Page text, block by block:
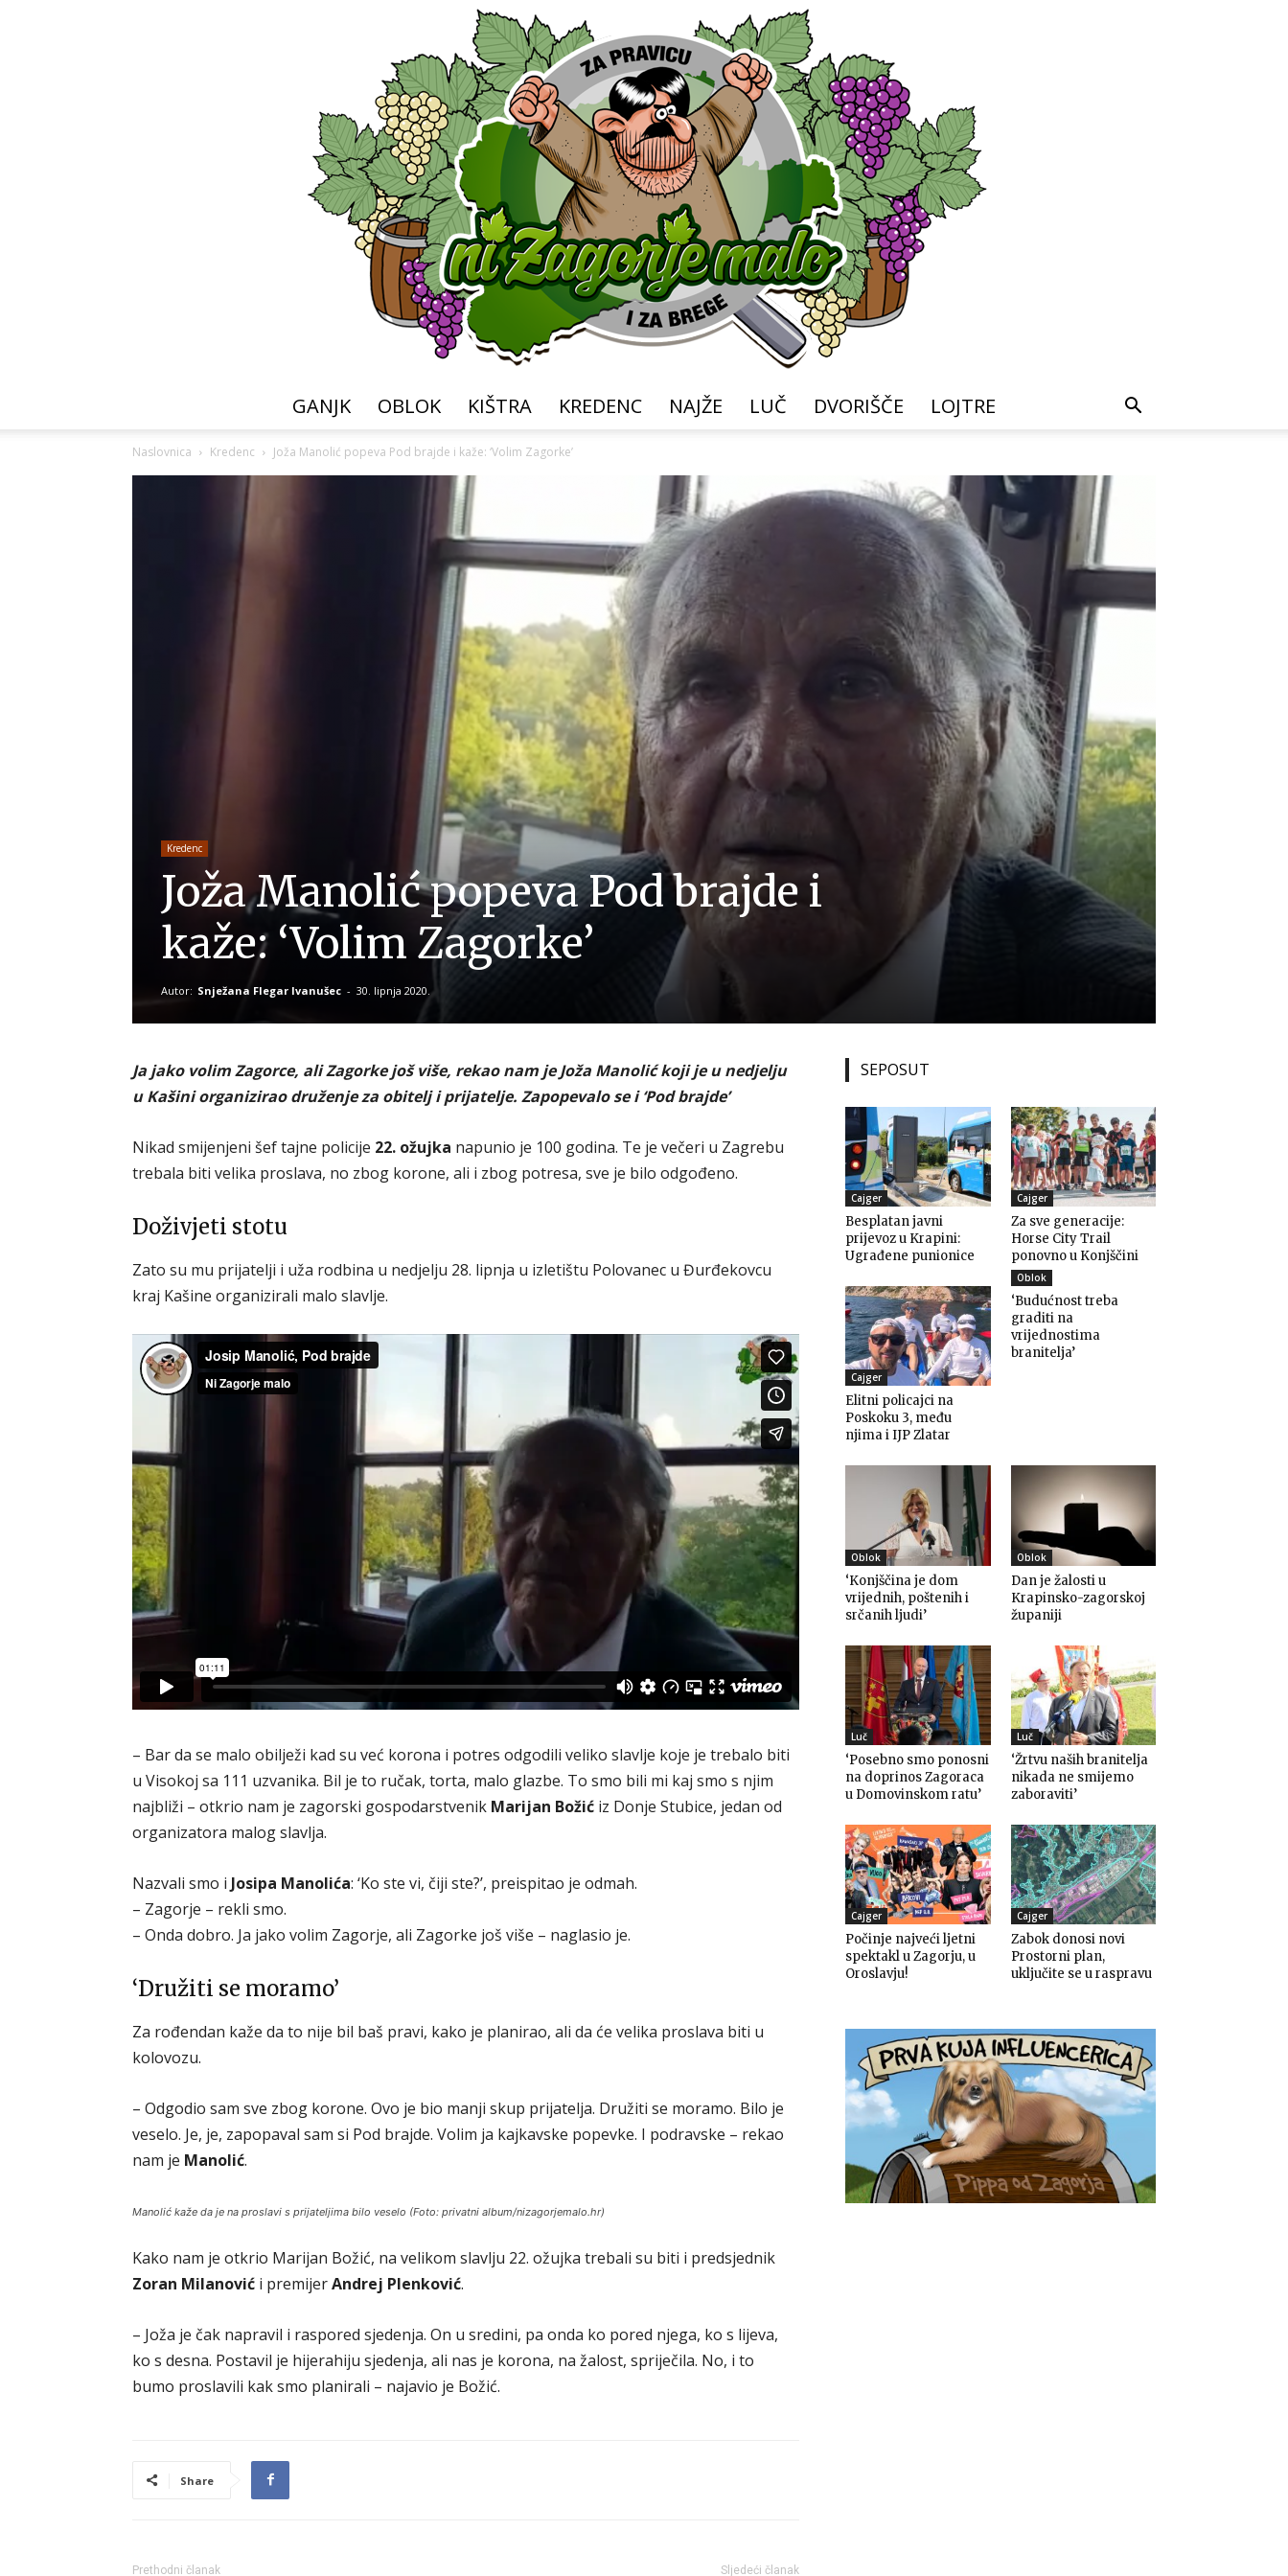
Zagorje
malo
GANJK OBLOK KIŠTRA KREDENC NAJŽE LUČ DVORIŠČE LOJTRE
Naslovnica Kredenc Joža Manolić popeva Pod brajde i kaže: ‘Volim Zagorke’
Kredenc
Joža Manolić popeva Pod brajde i
kaže: ‘Volim Zagorke’
Autor: Snježana Flegar Ivanušec - 30. lipnja 2020.
Ja jako volim Zagorce, ali Zagorke još više, rekao nam je Joža Manolić koji je u nedjelju
u Kašini organizirao druženje za obitelj i prijatelje. Zapopevalo se i ‘Pod brajde’
Nikad smijenjeni šef tajne policije 22. ožujka napunio je 100 godina. Te je večeri u Zagrebu
trebala biti velika proslava, no zbog korone, ali i zbog potresa, sve je bilo odgođeno.
Doživjeti stotu
Zato su mu prijatelji i uža rodbina u nedjelju 28. lipnja u izletištu Polovanec u Đurđekovcu
kraj Kašine organizirali malo slavlje.
– Bar da se malo obilježi kad su već korona i potres odgodili veliko slavlje koje je trebalo biti
u Visokoj sa 111 uzvanika. Bil je to ručak, torta, malo glazbe. To smo bili mi kaj smo s njim
najbliži – otkrio nam je zagorski gospodarstvenik Marijan Božić iz Donje Stubice, jedan od
organizatora malog slavlja.
Nazvali smo i Josipa Manolića: ‘Ko ste vi, čiji ste?’, preispitao je odmah.
– Zagorje – rekli smo.
– Onda dobro. Ja jako volim Zagorje, ali Zagorke još više – naglasio je.
‘Družiti se moramo’
Za rođendan kaže da to nije bil baš pravi, kako je planirao, ali da će velika proslava biti u
kolovozu.
– Odgodio sam sve zbog korone. Ovo je bio manji skup prijatelja. Družiti se moramo. Bilo je
veselo. Je, je, zapopaval sam si Pod brajde. Volim ja kajkavske popevke. I podravske – rekao
nam je Manolić.
Manolić kaže da je na proslavi s prijateljima bilo veselo (Foto: privatni album/nizagorjemalo.hr)
Kako nam je otkrio Marijan Božić, na velikom slavlju 22. ožujka trebali su biti i predsjednik
Zoran Milanović i premijerAndrej Plenković.
– Joža je čak napravil i raspored sjedenja. On u sredini, pa onda ko pored njega, ko s lijeva,
ko s desna. Postavil je hijerahiju sjedenja, ali nas je korona, na žalost, spriječila. No, i to
bumo proslavili kak smo planirali – najavio je Božić.
Share
Prethodni članak Sljedeći članak
SEPOSUT
Cajger
Besplatan javni
prijevoz u Krapini:
Ugrađene punionice
Cajger
Za sve generacije:
Horse City Trail
ponovno u Konjščini
Cajger
Elitni policajci na
Poskoku 3, među
njima i IJP Zlatar
Oblok
‘Budućnost treba
graditi na
vrijednostima
branitelja’
Oblok
‘Konjščina je dom
vrijednih, poštenih i
srčanih ljudi’
Oblok
Dan je žalosti u
Krapinsko-zagorskoj
županiji
Luč
‘Posebno smo ponosni
na doprinos Zagoraca
u Domovinskom ratu’
Luč
‘Žrtvu naših branitelja
nikada ne smijemo
zaboraviti’
Cajger
Počinje najveći ljetni
spektakl u Zagorju, u
Oroslavju!
Cajger
Zabok donosi novi
Prostorni plan,
uključite se u raspravu